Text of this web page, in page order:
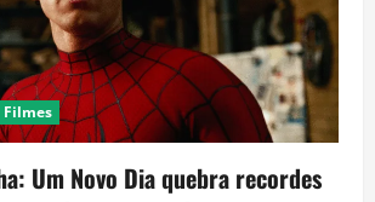
Filmes
Um Novo Dia quebra recordes